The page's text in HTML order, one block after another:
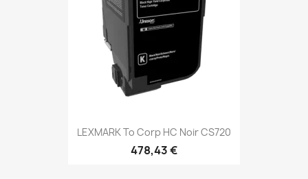
LEXMARK To Corp HC Noir CS720
478,43 €